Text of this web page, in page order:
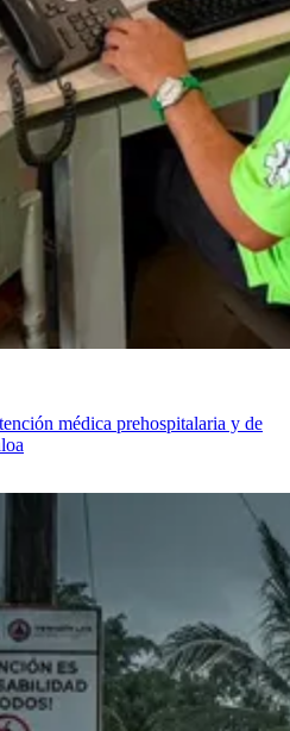
médica prehospitalaria y de